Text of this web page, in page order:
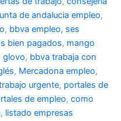
de andalucia empleo,
, bbva empleo, ses
bien pagados, mango
glovo, bbva trabaja con
, Mercadona empleo,
urgente, portales de
de empleo, como
, listado empresas